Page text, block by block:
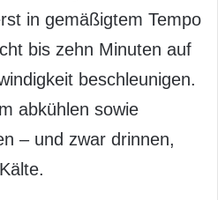
in gemäßigtem Tempo
bis zehn Minuten auf
beschleunigen.
abkühlen sowie
– und zwar drinnen,